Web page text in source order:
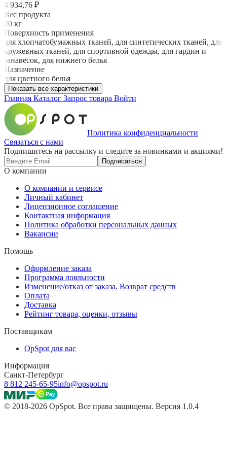
4 934,76 ₽
Вес продукта
20 кг
Поверхность применения
для хлопчатобумажных тканей, для синтетических тканей, для
кружевных тканей, для спортивной одежды, для гардин и
занавесок, для нижнего белья
Назначение
для цветного белья
Показать все характеристики
Главная Каталог Запрос товара Войти
Политика конфиденциальности
Связаться с нами
Подпишитесь на рассылку и следите за новинками и акциями!
Подписаться
О компании
О компании и сервисе
Личный кабинет
Лицензионное соглашение
Контактная информация
Политика обработки персональных данных
Вакансии
Помощь
Оформление заказа
Программа лояльности
Изменение/отказ от заказа. Возврат средств
Оплата
Доставка
Рейтинг товара, оценки, отзывы
Поставщикам
OpSpot для вас
Информация
Санкт-Петербург
8 812 245-65-95info@opspot.ru
© 2018-2026 OpSpot. Все права защищены. Версия 1.0.4